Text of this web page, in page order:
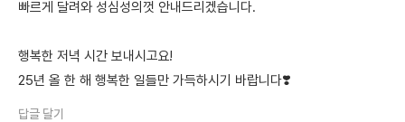
빠르게 달려와 성심성의껏 안내드리겠습니다.
행복한 저녁 시간 보내시고요!
25년 올 한 해 행복한 일들만 가득하시기 바랍니다❣️
답글 달기